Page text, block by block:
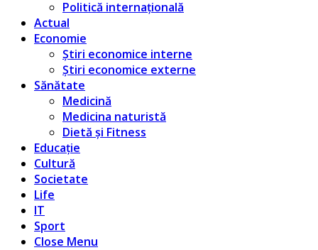
Politică internațională
Actual
Economie
Știri economice interne
Știri economice externe
Sănătate
Medicină
Medicina naturistă
Dietă și Fitness
Educație
Cultură
Societate
Life
IT
Sport
Close Menu